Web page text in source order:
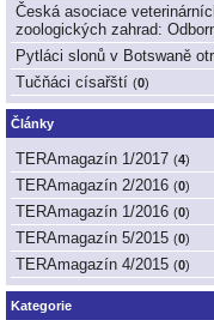
Česká asociace
zoologických zahrad:
Pytláci slonů v Botswaně
Tučňáci císařští (0)
Články
TERAmagazín 1/2017 (4)
TERAmagazín 2/2016 (0)
TERAmagazín 1/2016 (0)
TERAmagazín 5/2015 (0)
TERAmagazín 4/2015 (0)
Kategorie